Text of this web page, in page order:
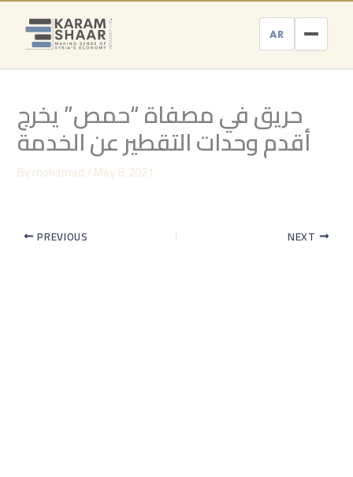
Skip
content
AR
حريق في مصفاة “حمص” يخرج
أقدم وحدات التقطير عن الخدمة
Bymohamad/May 8, 2021
PREVIOUS NEXT